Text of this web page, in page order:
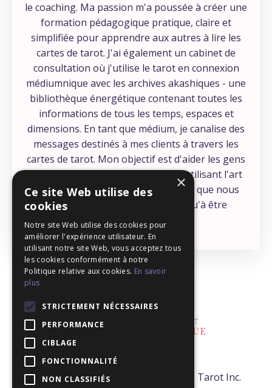
le coaching. Ma passion m'a poussée à créer une
formation pédagogique pratique, claire et
simplifiée pour apprendre aux autres à lire les
cartes de tarot. J'ai également un cabinet de
consultation où j'utilise le tarot en connexion
médiumnique avec les archives akashiques - une
bibliothèque énergétique contenant toutes les
informations de tous les temps, espaces et
dimensions. En tant que médium, je canalise des
messages destinés à mes clients à travers les
cartes de tarot. Mon objectif est d'aider les gens
à se connecter à leur intuition, en utilisant l'art
éprouvé du tarot - une compétence que nous
avons tous, et qui ne demande qu'à être
développée !
© 2026 - Mélanie T. Tarologue -École de Tarot Inc.
×
Ce site Web utilise des
cookies
Notre site Web utilise des cookies pour
améliorer l'expérience utilisateur. En
utilisant notre site Web, vous acceptez tous
les cookies conformément à notre
Politique relative aux cookies. En savoir
plus
STRICTEMENT NÉCESSAIRES
PERFORMANCE
CIBLAGE
FONCTIONNALITÉ
NON CLASSIFIÉS